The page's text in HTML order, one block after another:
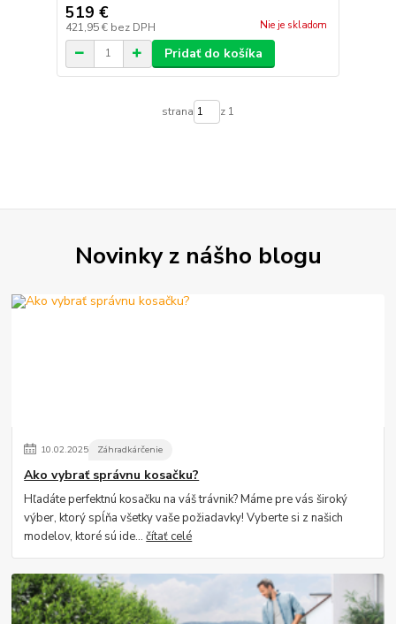
519 €
421,95 € bez DPH Nie je skladom
Pridať do košíka
strana z 1
Novinky z nášho blogu
10.02.2025 Záhradkárčenie
Ako vybrať správnu kosačku?
Hľadáte perfektnú kosačku na váš trávnik? Máme pre vás široký
výber, ktorý spĺňa všetky vaše požiadavky! Vyberte si z našich
modelov, ktoré sú ide...čítať celé